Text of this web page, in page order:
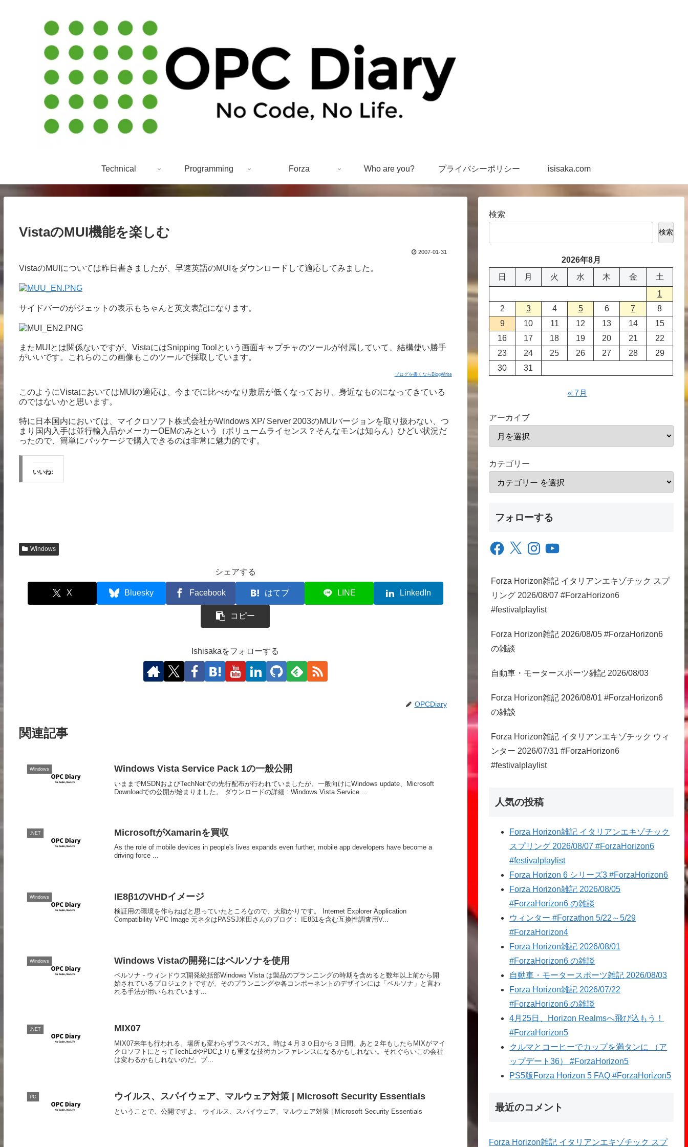
Technical Programming Forza Who are you? プライバシーポリシー isisaka.com
VistaのMUI機能を楽しむ
2007-01-31
VistaのMUIについては昨日書きましたが、早速英語のMUIをダウンロードして適応してみました。
サイドバーのがジェットの表示もちゃんと英文表記になります。
またMUIとは関係ないですが、VistaにはSnipping Toolという画面キャプチャのツールが付属していて、結構使い勝手
がいいです。これらのこの画像もこのツールで採取しています。
ブログを書くならBlogWrite
このようにVistaにおいてはMUIの適応は、今までに比べかなり敷居が低くなっており、身近なものになってきている
のではないかと思います。
特に日本国内においては、マイクロソフト株式会社がWindows XP/ Server 2003のMUIバージョンを取り扱わない、つ
まり国内入手は並行輸入品かメーカーOEMのみという（ボリュームライセンス？そんなモンは知らん）ひどい状況だ
ったので、簡単にパッケージで購入できるのは非常に魅力的です。
いいね:
Windows
シェアする
X Bluesky Facebook はてブ LINE LinkedIn
コピー
Ishisakaをフォローする
OPCDiary
関連記事
Windows Windows Vista Service Pack 1の一般公開
いままでMSDNおよびTechNetでの先行配布が行われていましたが、一般向けにWindows update、Microsoft
Downloadでの公開が始まりました。 ダウンロードの詳細 : Windows Vista Service ...
.NET MicrosoftがXamarinを買収
As the role of mobile devices in people's lives expands even further, mobile app developers have become a
driving force ...
Windows IE8β1のVHDイメージ
検証用の環境を作らねばと思っていたところなので、大助かりです。 Internet Explorer Application
Compatibility VPC Image 元ネタはPASSJ米田さんのブログ： IE8β1を含む互換性調査用V...
Windows Windows Vistaの開発にはペルソナを使用
ペルソナ - ウィンドウズ開発統括部Windows Vista は製品のプランニングの時期を含めると数年以上前から開
始されているプロジェクトですが、そのプランニングや各コンポーネントのデザインには「ペルソナ」と言わ
れる手法が用いられています...
.NET MIX07
MIX07来年も行われる。場所も変わらずラスベガス。時は４月３０日から３日間。あと２年もしたらMIXがマイ
クロソフトにとってTechEdやPDCよりも重要な技術カンファレンスになるかもしれない。それぐらいこの会社
は変わるかもしれないのだ。ブ...
PC ウイルス、スパイウェア、マルウェア対策 | Microsoft Security Essentials
ということで、公開ですよ。 ウイルス、スパイウェア、マルウェア対策 | Microsoft Security Essentials
検索
検索
2026年8月
日
月 火 水 木 金
土
1
2
3 4 5 6 7
8
9
10 11 12 13 14
15
16
17 18 19 20 21
22
23
24 25 26 27 28
29
30
31
« 7月
アーカイブ
カテゴリー
フォローする
Facebook
X InstagramYouTube
Forza Horizon雑記 イタリアンエキゾチック スプ
リング 2026/08/07 #ForzaHorizon6
#festivalplaylist
Forza Horizon雑記 2026/08/05 #ForzaHorizon6
の雑談
自動車・モータースポーツ雑記 2026/08/03
Forza Horizon雑記 2026/08/01 #ForzaHorizon6
の雑談
Forza Horizon雑記 イタリアンエキゾチック ウィ
ンター 2026/07/31 #ForzaHorizon6
#festivalplaylist
人気の投稿
Forza Horizon雑記 イタリアンエキゾチック
スプリング 2026/08/07 #ForzaHorizon6
#festivalplaylist
Forza Horizon 6 シリーズ3 #ForzaHorizon6
Forza Horizon雑記 2026/08/05
#ForzaHorizon6 の雑談
ウィンター #Forzathon 5/22～5/29
#ForzaHorizon4
Forza Horizon雑記 2026/08/01
#ForzaHorizon6 の雑談
自動車・モータースポーツ雑記 2026/08/03
Forza Horizon雑記 2026/07/22
#ForzaHorizon6 の雑談
4月25日、Horizon Realmsへ飛び込もう！
#ForzaHorizon5
クルマとコーヒーでカップを満タンに （ア
ップデート36） #ForzaHorizon5
PS5版Forza Horizon 5 FAQ #ForzaHorizon5
最近のコメント
Forza Horizon雑記 イタリアンエキゾチック スプ